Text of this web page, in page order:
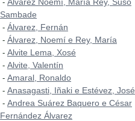
-
Sambade
- Álvarez, Fernán
- Álvarez, Noemí e Rey, María
- Alvite Lema, Xosé
- Alvite, Valentín
- Amaral, Ronaldo
- Anasagasti, Iñaki e Estévez, José
- Andrea Suárez Baquero e César
Fernández Álvarez